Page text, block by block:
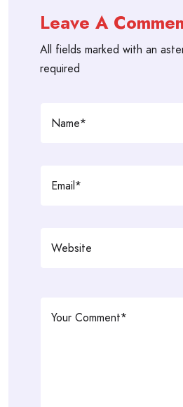
Leave A
All fields marked with an
required